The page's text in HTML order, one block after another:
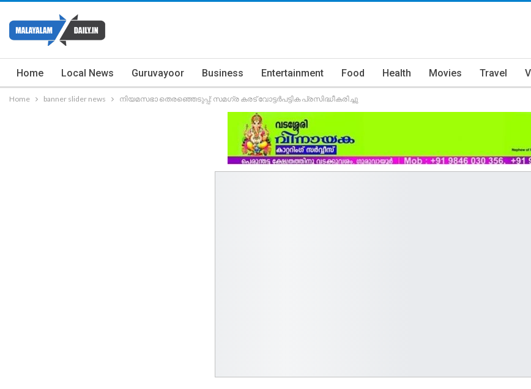
Home Local News Guruvayoor Business Entertainment Food Health Movies Travel
Home banner slider news നിയമസഭാ തെരഞ്ഞെടുപ്പ്: സമഗ്ര കരട് വോട്ടർപട്ടിക പ്രസിദ്ധീകരിച്ചു